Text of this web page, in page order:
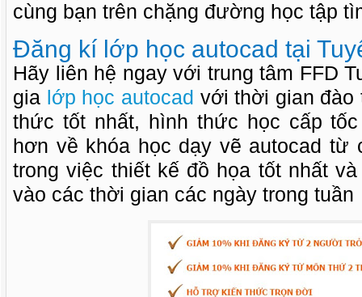
cùng bạn trên chặng đường học tập
Đăng kí lớp học autocad tại
Hãy liên hệ ngay với trung tâm FFD
gia lớp học autocad với thời gian đào
thức tốt nhất, hình thức học cấp
hơn về khóa học dạy vẽ autocad từ
trong việc thiết kế đồ họa tốt nhất
vào các thời gian các ngày trong tuần